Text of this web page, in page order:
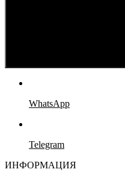
WhatsApp
Telegram
ИНФОРМАЦИЯ